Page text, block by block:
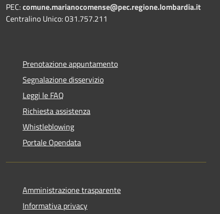
PEC:comune.marianocomense@pec.regione.lombardia.it
Centralino Unico: 031.757.211
Prenotazione appuntamento
Segnalazione disservizio
Leggi le FAQ
Richiesta assistenza
Whistleblowing
Portale Opendata
Amministrazione trasparente
Informativa privacy